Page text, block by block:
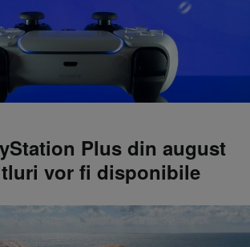
Plus din august
vor fi disponibile